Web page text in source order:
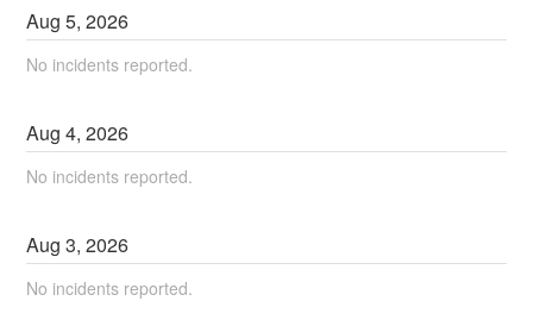
Aug5,2026
No incidents reported.
Aug4,2026
No incidents reported.
Aug3,2026
No incidents reported.